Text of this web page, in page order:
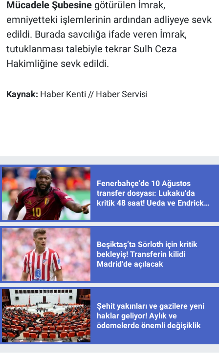
Mücadele Şubesinegötürülen İmrak,
emniyetteki işlemlerinin ardından adliyeye sevk
edildi. Burada savcılığa ifade veren İmrak,
tutuklanması talebiyle tekrar Sulh Ceza
Hakimliğine sevk edildi.
Kaynak: Haber Kenti // Haber Servisi
Fenerbahçe’de 10 Ağustos
transfer dosyası: Lukaku’da
kritik 48 saat! Ueda ve Endrick
Beşiktaş’ta Sörloth için kritik
bekleyiş! Transferin kilidi
Madrid’de açılacak
Şehit yakınları ve gazilere yeni
haklar geliyor! Aylık ve
ödemelerde önemli değişiklik